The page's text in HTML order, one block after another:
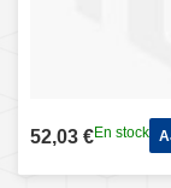
52,03 €En stock